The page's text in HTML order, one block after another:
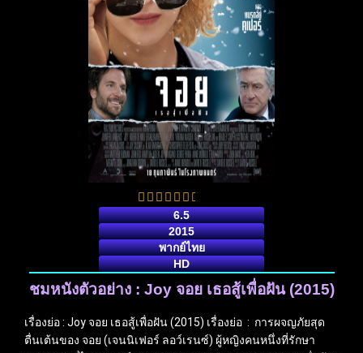
6.5
2015
พากย์ไทย
HD
ชมหนังตัวอย่าง : Joy จอย เธอสู้เพื่อฝัน (2015)
เรื่องย่อ : Joy จอย เธอสู้เพื่อฝัน (2015) เรื่องย่อ : การผจญภัยสุด
ตื่นเต้นของ จอย (เจนนิเฟอร์ ลอว์เรนซ์) ผู้หญิงคนหนึ่งที่รักษา